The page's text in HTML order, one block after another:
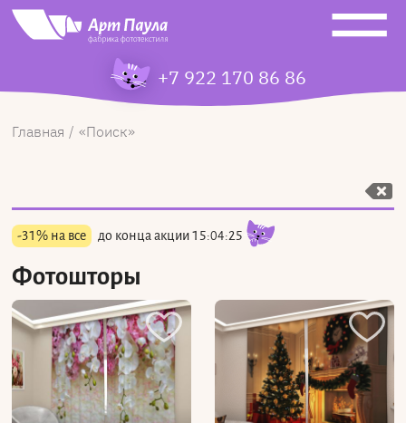
+7 922 170 86 86
Главная Поиск
-31% на все до конца акции15:04:24
Фотошторы